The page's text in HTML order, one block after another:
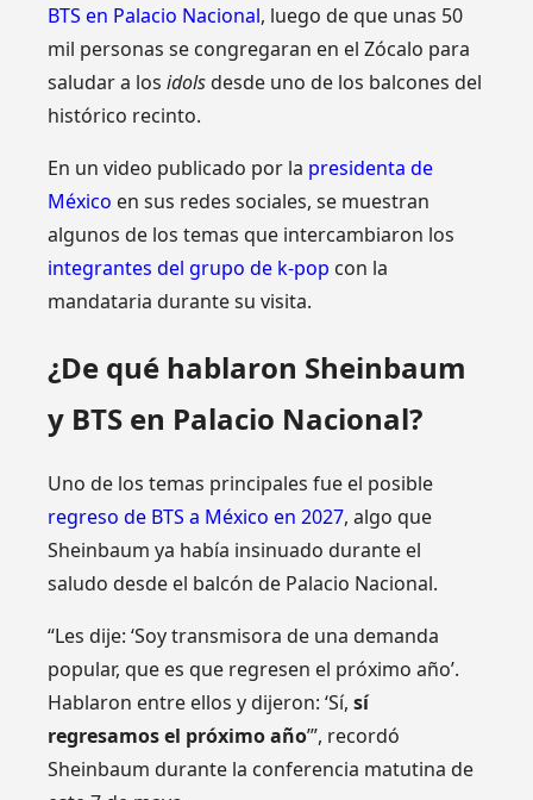
BTS en Palacio Nacional, luego de que unas 50
mil personas se congregaran en el Zócalo para
saludar a losidolsdesde uno de los balcones del
histórico recinto.
En un video publicado por la presidenta de
México en sus redes sociales, se muestran
algunos de los temas que intercambiaron los
integrantes del grupo de k-pop con la
mandataria durante su visita.
¿De qué hablaron Sheinbaum
y BTS en Palacio Nacional?
Uno de los temas principales fue el posible
regreso de BTS a México en 2027, algo que
Sheinbaum ya había insinuado durante el
saludo desde el balcón de Palacio Nacional.
“Les dije: ‘Soy transmisora de una demanda
popular, que es que regresen el próximo año’.
Hablaron entre ellos y dijeron: ‘Sí,sí
regresamos el próximo año’”, recordó
Sheinbaum durante la conferencia matutina de